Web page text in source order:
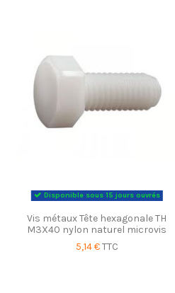
Disponible sous 15 jours ouvrés
Vis métaux Tête hexagonale TH
M3X40 nylon naturel microvis
5,14 €TTC